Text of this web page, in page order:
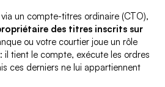
un compte-titres ordinaire (CTO),
des titres inscrits sur
ou votre courtier joue un rôle
il tient le compte, exécute les ordres
ces derniers ne lui appartiennent